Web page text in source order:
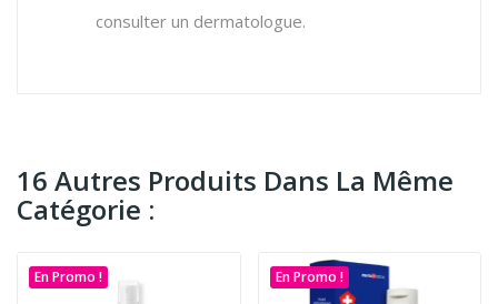
consulter un dermatologue.
16 Autres Produits Dans La Même
Catégorie :
En Promo ! En Promo !